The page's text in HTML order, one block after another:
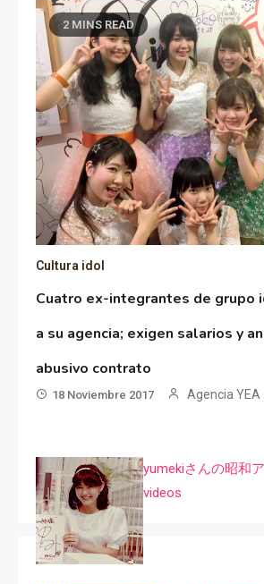
2 MINS READ
Cultura idol
Cuatro ex-integrantes de grupo
a su agencia; exigen salarios y
abusivo contrato
18 Noviembre 2017 Agencia YEA
yumekiさんの昭和
videos